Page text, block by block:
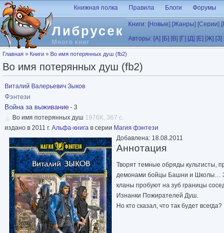
Перейти к основному содержанию
Либрусек
Много книг
Книжная полка Правила Блоги Форумы
Книги: [Новые] [Жанры] [Серии]
Авторы: [А] [Б] [В] [Г] [Д] [Е] [Ж] [З]
Вы здесь
Главная » Книги » Во имя потерянных душ (fb2)
Во имя потерянных душ (fb2)
Виталий Валерьевич Зыков
Фэнтези
Война за выживание - 3
Во имя потерянных душ 1976K, 367 с.
издано в 2011 г. Альфа-книга в серии Магия фэнтези
Добавлена: 18.08.2011
Аннотация
Творят темные обряды культисты,
демонами бойцы Башни и Школы…
кланы пробуют на зуб границы
Изнанки Пожирателей Душ.
Но кто сказал, что так будет всегда?